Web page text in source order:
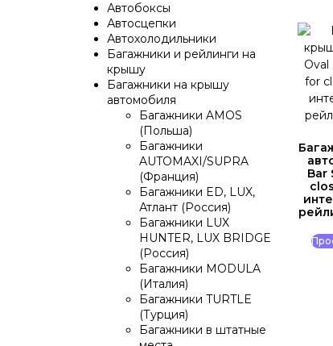
Автобоксы
Автосцепки
Автохолодильники
Багажники и рейлинги на
крышу
Багажники на крышу
автомобиля
Багажники AMOS
(Польша)
Багажники
AUTOMAXI/SUPRA
(Франция)
Багажники ED, LUX,
Атлант (Россия)
Багажники LUX
HUNTER, LUX BRIDGE
(Россия)
Багажники MODULA
(Италия)
Багажники TURTLE
(Турция)
Багажники в штатные
Bar